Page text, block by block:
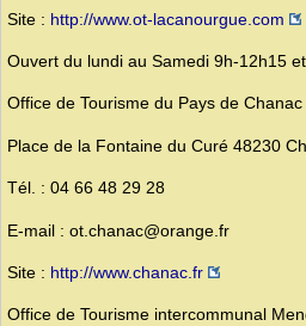
Site : http://www.ot-lacanourgue.com
Ouvert du lundi au Samedi 9h-12h15
Office de Tourisme du Pays de Chanac
Place de la Fontaine du Curé 48230
Tél. : 04 66 48 29 28
E-mail : ot.chanac@orange.fr
Site : http://www.chanac.fr
Office de Tourisme intercommunal